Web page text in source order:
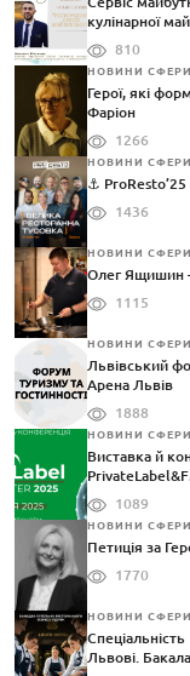
кулінарної
810
НОВИНИ
Герої, які
Фаріон
1266
НОВИНИ
⚓️
1436
НОВИНИ
Олег Ящишин
1115
НОВИНИ
Львівський
Арена Львів
1888
НОВИНИ
Виставка й
1089
НОВИНИ
Петиція за
1770
НОВИНИ
Львові.